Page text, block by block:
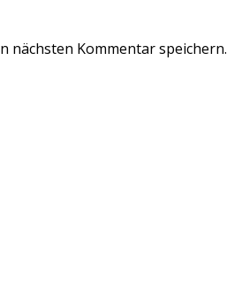
nächsten Kommentar speichern.